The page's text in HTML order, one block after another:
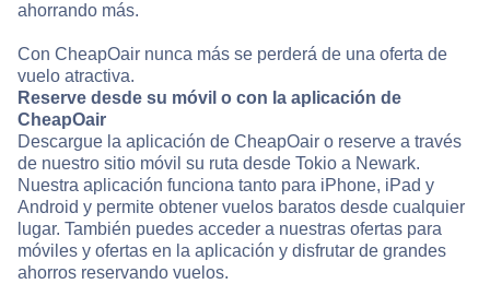
ahorrando más.
Con CheapOair nunca más se perderá de una oferta de
vuelo atractiva.
Reserve desde su móvil o con la aplicación de
CheapOair
Descargue la aplicación de CheapOair o reserve a través
de nuestro sitio móvil su ruta desde Tokio a Newark.
Nuestra aplicación funciona tanto para iPhone, iPad y
Android y permite obtener vuelos baratos desde cualquier
lugar. También puedes acceder a nuestras ofertas para
móviles y ofertas en la aplicación y disfrutar de grandes
ahorros reservando vuelos.